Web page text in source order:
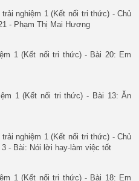
nghiệm 1 (Kết nối tri thức) - Chủ
- Phạm Thị Mai Hương
1 (Kết nối tri thức) - Bài 20: Em
1 (Kết nối tri thức) - Bài 13: Ăn
nghiệm 1 (Kết nối tri thức) - Chủ
- Bài: Nói lời hay-làm việc tốt
1 (Kết nối tri thức) - Bài 18: Em